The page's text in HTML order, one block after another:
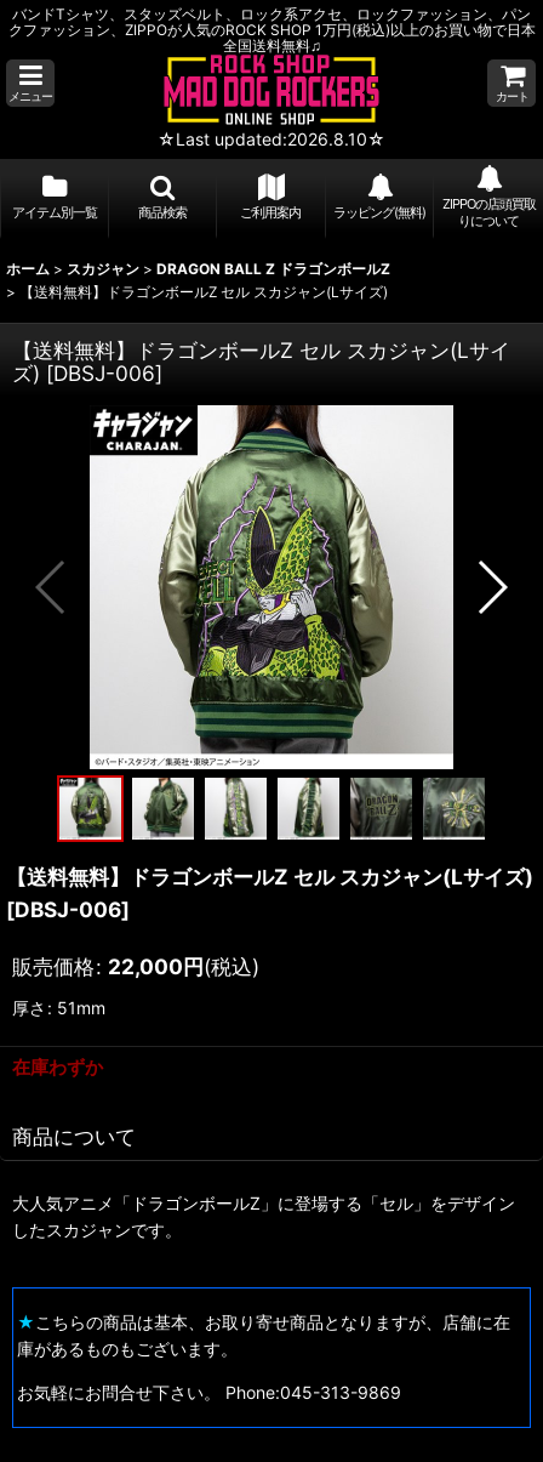
バンドTシャツ、スタッズベルト、ロック系アクセ、ロックファッション、パン
クファッション、ZIPPOが人気のROCK SHOP 1万円(税込)以上のお買い物で日本
全国送料無料♫
メニュー
☆Last updated:2026.8.10☆
カート
アイテム別一覧 商品検索 ご利用案内 ラッピング(無料)
ZIPPOの店頭買取
りについて
ホーム > スカジャン > DRAGON BALL Z ドラゴンボールZ
>
【送料無料】ドラゴンボールZ セル スカジャン(Lサイズ)
【送料無料】ドラゴンボールZ セル スカジャン(Lサイ
ズ) [DBSJ-006]
【送料無料】ドラゴンボールZ セル スカジャン(Lサイズ)
[DBSJ-006]
販売価格: 22,000円(税込)
厚さ : 51mm
在庫わずか
商品について
大人気アニメ「ドラゴンボールZ」に登場する「セル」をデザイン
したスカジャンです。
★ こちらの商品は基本、お取り寄せ商品となりますが、店舗に在
庫があるものもございます。
お気軽にお問合せ下さい。 Phone:045-313-9869